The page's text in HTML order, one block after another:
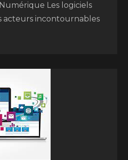
Les logiciels
acteurs incontournables